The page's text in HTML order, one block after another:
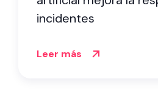
incidentes
Leer más